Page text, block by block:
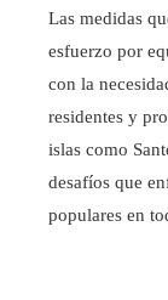
Las medidas
esfuerzo por
con la
residentes y
islas como
desafíos que
populares en